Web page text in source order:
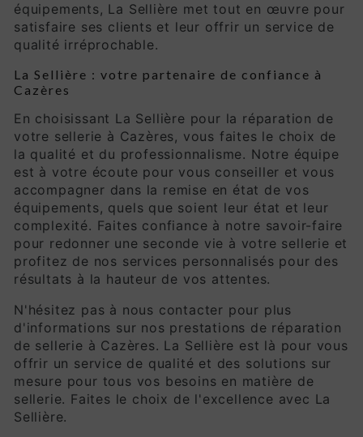
équipements, La Sellière met tout en œuvre pour
satisfaire ses clients et leur offrir un service de
qualité irréprochable.
La Sellière : votre partenaire de confiance à
Cazères
En choisissant La Sellière pour la réparation de
votre sellerie à Cazères, vous faites le choix de
la qualité et du professionnalisme. Notre équipe
est à votre écoute pour vous conseiller et vous
accompagner dans la remise en état de vos
équipements, quels que soient leur état et leur
complexité. Faites confiance à notre savoir-faire
pour redonner une seconde vie à votre sellerie et
profitez de nos services personnalisés pour des
résultats à la hauteur de vos attentes.
N'hésitez pas à nous contacter pour plus
d'informations sur nos prestations de réparation
de sellerie à Cazères. La Sellière est là pour vous
offrir un service de qualité et des solutions sur
mesure pour tous vos besoins en matière de
sellerie. Faites le choix de l'excellence avec La
Sellière.